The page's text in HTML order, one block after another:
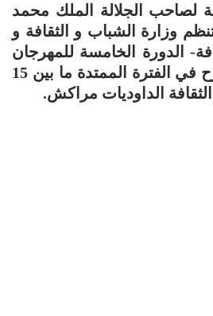
لصاحب الجلالة الملك محمد
وزارة الشباب و الثقافة و
الدورة الخامسة للمهرجان
الوطني لهواة المسرح في الفترة الممتدة ما بين 15